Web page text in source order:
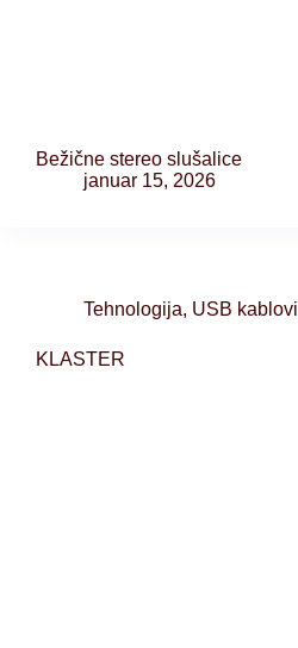
Bežične stereo slušalice
januar 15, 2026
Tehnologija, USB kablovi
KLASTER